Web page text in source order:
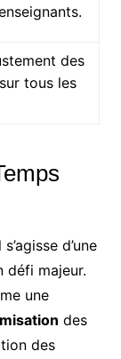
des
tous les
d’une
défi majeur.
une
des
des